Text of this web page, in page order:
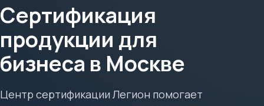
Сертификация
продукции для
бизнеса в Москве
Центр сертификации Легион помогает